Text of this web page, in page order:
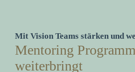
Mit Vision Teams stärken und
Mentoring
weiterbringt